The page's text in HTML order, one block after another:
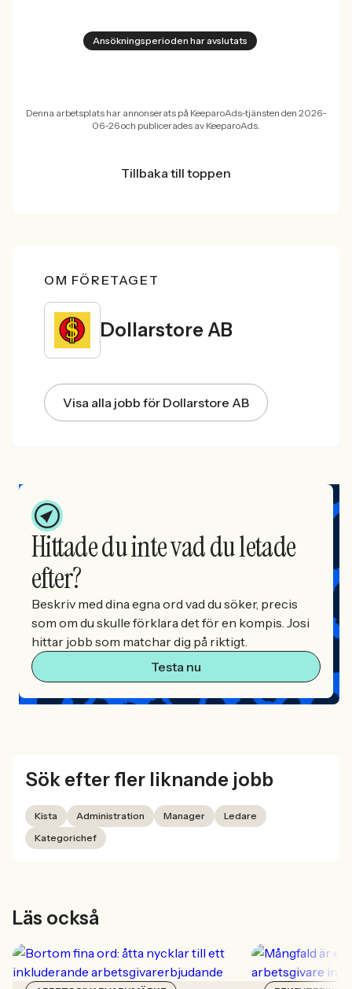
Ansökningsperioden har avslutats
Denna arbetsplats har annonserats på KeeparoAds-tjänsten den 2026-
06-26 och publicerades av KeeparoAds.
Tillbaka till toppen
OM FÖRETAGET
Dollarstore AB
Visa alla jobb för Dollarstore AB
Hittade du inte vad du letade
efter?
Beskriv med dina egna ord vad du söker, precis
som om du skulle förklara det för en kompis. Josi
hittar jobb som matchar dig på riktigt.
Testa nu
Sök efter fler liknande jobb
Kista Administration Manager
Ledare
Kategorichef
Läs också